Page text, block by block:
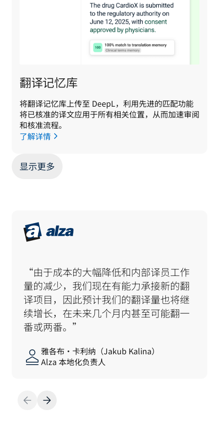
翻译记忆库
将翻译记忆库上传至 DeepL，利用先进的匹配功能
将已核准的译文应用于所有相关位置，从而加速审阅
和核准流程。
了解详情
显示更多
“由于成本的大幅降低和内部译员工作
量的减少，我们现在有能力承接新的翻
译项目，因此预计我们的翻译量也将继
续增长，在未来几个月内甚至可能翻一
番或两番。”
雅各布·卡利纳（Jakub Kalina）
Alza 本地化负责人